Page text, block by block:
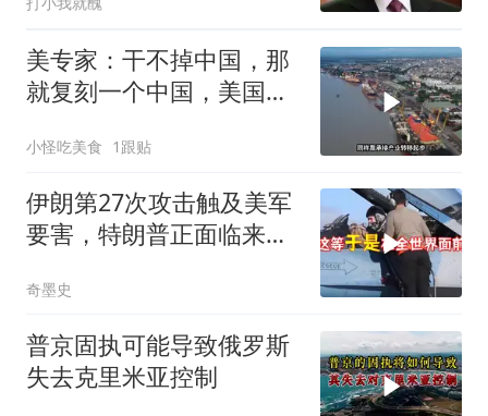
美专家：干不掉中国，那
就复刻一个中国，美国看
小怪吃美食 1跟贴
伊朗第27次攻击触及美军
要害，特朗普正面临来自
奇墨史
普京固执可能导致俄罗斯
失去克里米亚控制